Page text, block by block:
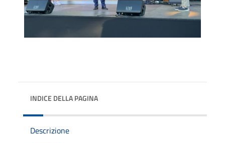
INDICE DELLA PAGINA
Descrizione